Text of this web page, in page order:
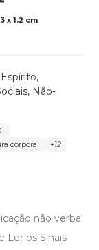
x 1.2 cm
,
, Não-
corporal +12
não verbal
Ler os Sinais